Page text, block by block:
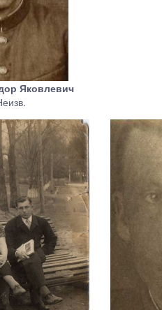
Яковлевич